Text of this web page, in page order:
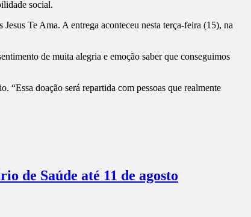
social.
Te Ama. A entrega aconteceu nesta terça-feira (15), na
de muita alegria e emoção saber que conseguimos
“Essa doação será repartida com pessoas que realmente
de Saúde até 11 de agosto